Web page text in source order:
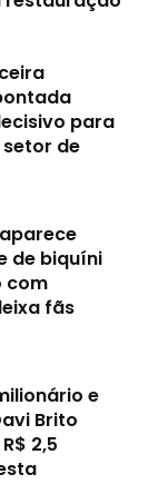
para
de
de biquíni
com
fãs
e
Brito
R$ 2,5